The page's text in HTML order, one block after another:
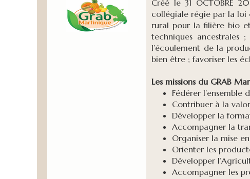
Créé le 31 OCTOBRE
collégiale régie par la loi
rural pour la filière bio
techniques
l’écoulement de la
bien être ; favoriser les
Les missions du GRAB
Fédérer l’ensemble
Contribuer à la
Développer la
Accompagner la
Organiser la mise
Orienter les
Développer
Accompagner les